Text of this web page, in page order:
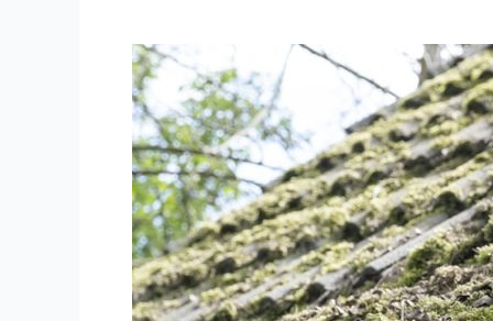
Démoussage
de
toit
:
c’est
le
moment